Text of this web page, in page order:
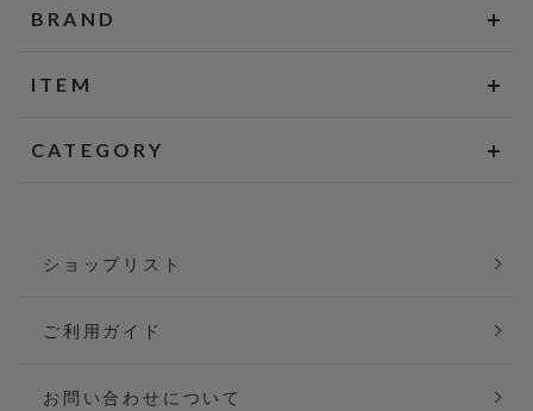
BRAND
ITEM
CATEGORY
ショップリスト
ご利用ガイド
お問い合わせについて